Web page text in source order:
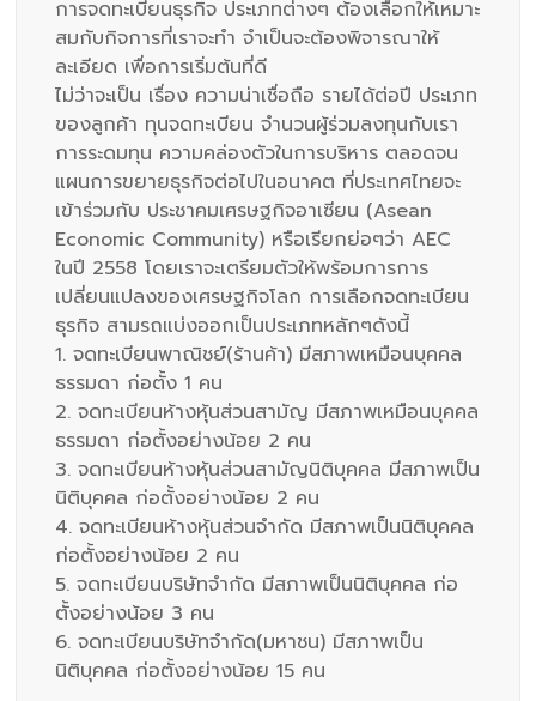
การจดทะเบียนธุรกิจ ประเภทต่างๆ ต้องเลือกให้เหมาะ
สมกับกิจการที่เราจะทำ จำเป็นจะต้องพิจารณาให้
ละเอียด เพื่อการเริ่มต้นที่ดี
ไม่ว่าจะเป็น เรื่อง ความน่าเชื่อถือ รายได้ต่อปี ประเภท
ของลูกค้า ทุนจดทะเบียน จำนวนผู้ร่วมลงทุนกับเรา
การระดมทุน ความคล่องตัวในการบริหาร ตลอดจน
แผนการขยายธุรกิจต่อไปในอนาคต ที่ประเทศไทยจะ
เข้าร่วมกับ ประชาคมเศรษฐกิจอาเซียน (Asean
Economic Community) หรือเรียกย่อๆว่า AEC
ในปี 2558 โดยเราจะเตรียมตัวให้พร้อมการการ
เปลี่ยนแปลงของเศรษฐกิจโลก การเลือกจดทะเบียน
ธุรกิจ สามรถแบ่งออกเป็นประเภทหลักๆดังนี้
1. จดทะเบียนพาณิชย์(ร้านค้า) มีสภาพเหมือนบุคคล
ธรรมดา ก่อตั้ง 1 คน
2. จดทะเบียนห้างหุ้นส่วนสามัญ มีสภาพเหมือนบุคคล
ธรรมดา ก่อตั้งอย่างน้อย 2 คน
3. จดทะเบียนห้างหุ้นส่วนสามัญนิติบุคคล มีสภาพเป็น
นิติบุคคล ก่อตั้งอย่างน้อย 2 คน
4. จดทะเบียนห้างหุ้นส่วนจำกัด มีสภาพเป็นนิติบุคคล
ก่อตั้งอย่างน้อย 2 คน
5. จดทะเบียนบริษัทจำกัด มีสภาพเป็นนิติบุคคล ก่อ
ตั้งอย่างน้อย 3 คน
6. จดทะเบียนบริษัทจำกัด(มหาชน) มีสภาพเป็น
นิติบุคคล ก่อตั้งอย่างน้อย 15 คน